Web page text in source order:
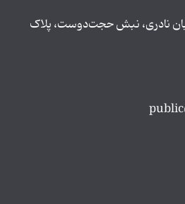
نادری، نبش حجت‌دوست، پلاک